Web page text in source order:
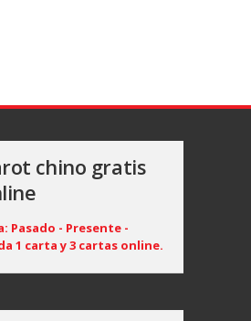
chino gratis
Pasado - Presente -
1 carta y 3 cartas online.